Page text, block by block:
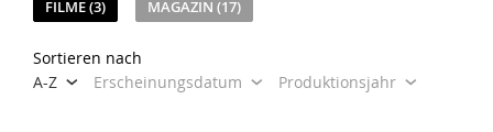
FILME (3) MAGAZIN (17)
Sortieren nach
A-Z
Erscheinungsdatum Produktionsjahr